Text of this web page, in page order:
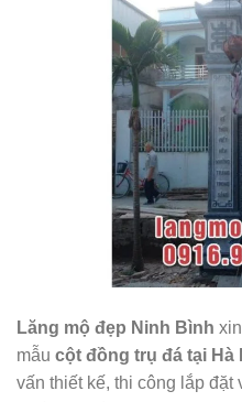
Lăng mộ đẹp Ninh Bình
mẫu cột đồng trụ đá tại Hà
vấn thiết kế, thi công lắp